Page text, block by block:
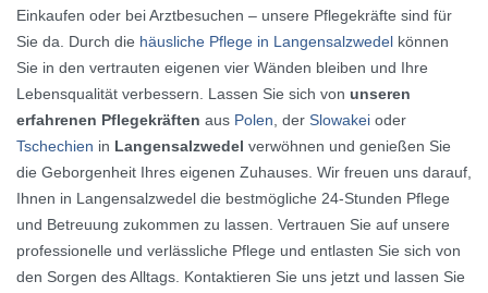
Einkaufen oder bei Arztbesuchen – unsere Pflegekräfte sind für
Sie da. Durch die häusliche Pflege in Langensalzwedel können
Sie in den vertrauten eigenen vier Wänden bleiben und Ihre
Lebensqualität verbessern. Lassen Sie sich von unseren
erfahrenen Pflegekräften aus Polen, der Slowakei oder
Tschechien in Langensalzwedel verwöhnen und genießen Sie
die Geborgenheit Ihres eigenen Zuhauses. Wir freuen uns darauf,
Ihnen in Langensalzwedel die bestmögliche 24-Stunden Pflege
und Betreuung zukommen zu lassen. Vertrauen Sie auf unsere
professionelle und verlässliche Pflege und entlasten Sie sich von
den Sorgen des Alltags. Kontaktieren Sie uns jetzt und lassen Sie